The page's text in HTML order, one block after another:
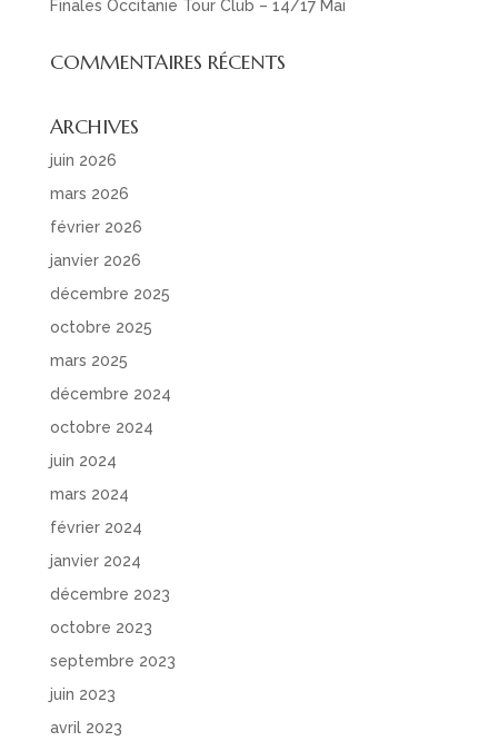
Finales Occitanie Tour Club – 14/17 Mai
COMMENTAIRES RÉCENTS
ARCHIVES
juin 2026
mars 2026
février 2026
janvier 2026
décembre 2025
octobre 2025
mars 2025
décembre 2024
octobre 2024
juin 2024
mars 2024
février 2024
janvier 2024
décembre 2023
octobre 2023
septembre 2023
juin 2023
avril 2023